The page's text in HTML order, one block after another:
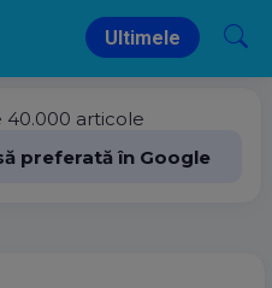
Ultimele
40.000 articole
preferată în Google